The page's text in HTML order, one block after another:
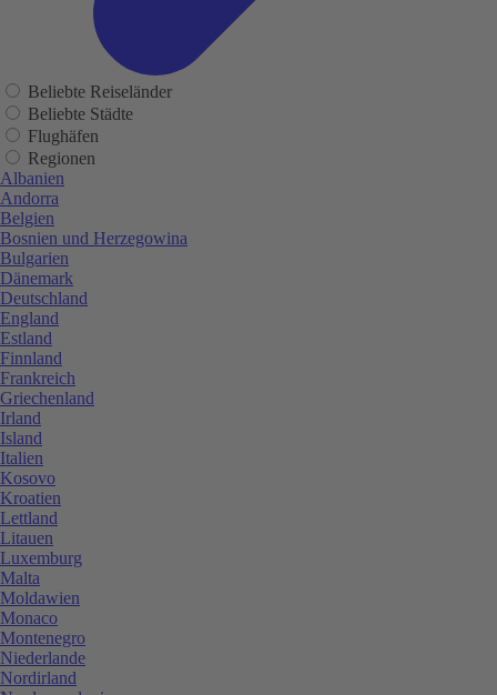
Beliebte Reiseländer
Beliebte Städte
Flughäfen
Regionen
Albanien
Andorra
Belgien
Bosnien und Herzegowina
Bulgarien
Dänemark
Deutschland
England
Estland
Finnland
Frankreich
Griechenland
Irland
Island
Italien
Kosovo
Kroatien
Lettland
Litauen
Luxemburg
Malta
Moldawien
Monaco
Montenegro
Niederlande
Nordirland